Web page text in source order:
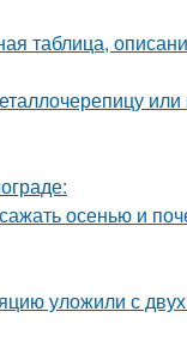
таблица,
или
осенью и
уложили с